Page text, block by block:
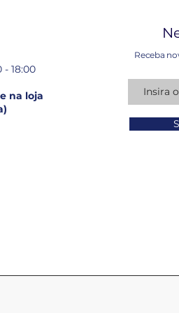
18:00
na loja
Receba